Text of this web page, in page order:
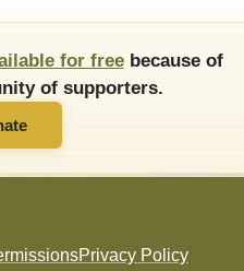
for freebecause of
of supporters.
Privacy Policy